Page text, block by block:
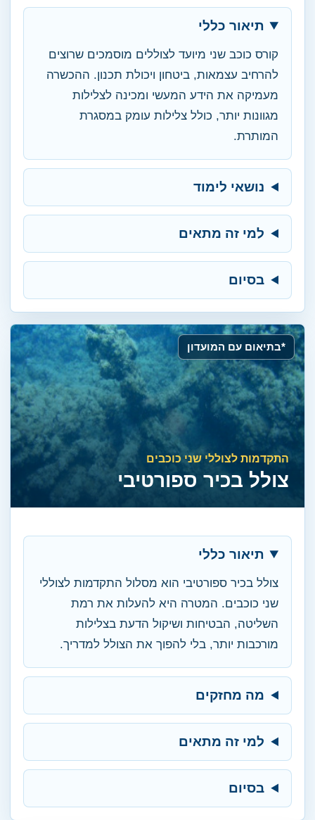
תיאור כללי
קורס כוכב שני מיועד לצוללים מוסמכים שרוצים
להרחיב עצמאות, ביטחון ויכולת תכנון. ההכשרה
מעמיקה את הידע המעשי ומכינה לצלילות
מגוונות יותר, כולל צלילות עומק במסגרת
המותרת.
נושאי לימוד
למי זה מתאים
בסיום
*בתיאום עם המועדון
התקדמות לצוללי שני כוכבים
צולל בכיר ספורטיבי
תיאור כללי
צולל בכיר ספורטיבי הוא מסלול התקדמות לצוללי
שני כוכבים. המטרה היא להעלות את רמת
השליטה, הבטיחות ושיקול הדעת בצלילות
מורכבות יותר, בלי להפוך את הצולל למדריך.
מה מחזקים
למי זה מתאים
בסיום